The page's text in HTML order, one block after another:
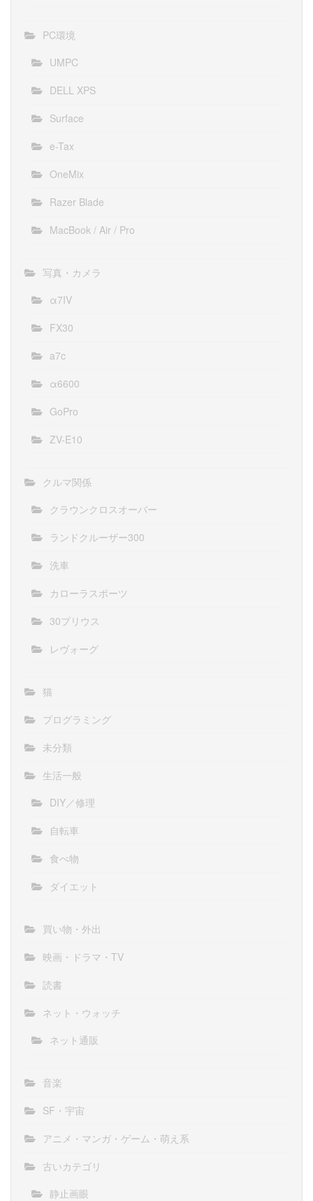
PC環境
UMPC
DELL XPS
Surface
e-Tax
OneMix
Razer Blade
MacBook / Air / Pro
写真・カメラ
α7IV
FX30
a7c
α6600
GoPro
ZV-E10
クルマ関係
クラウンクロスオーバー
ランドクルーザー300
洗車
カローラスポーツ
30プリウス
レヴォーグ
猫
プログラミング
未分類
生活一般
DIY／修理
自転車
食べ物
ダイエット
買い物・外出
映画・ドラマ・TV
読書
ネット・ウォッチ
ネット通販
音楽
SF・宇宙
アニメ・マンガ・ゲーム・萌え系
古いカテゴリ
静止画眼